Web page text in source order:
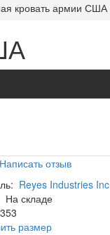
кровать армии США
Написать отзыв
Reyes Industries Inc
На складе
353
размер